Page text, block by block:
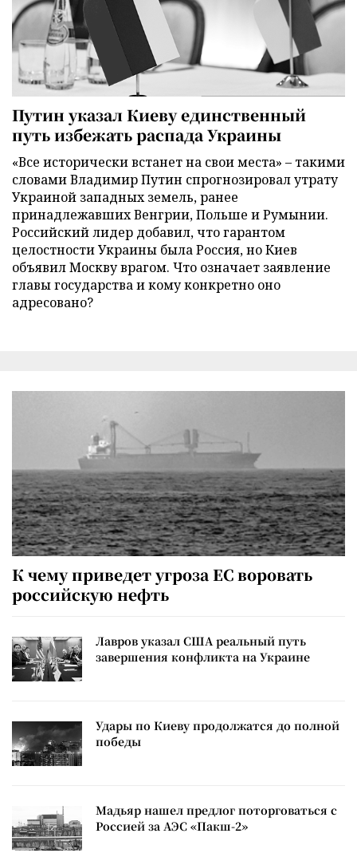
Путин указал Киеву единственный
путь избежать распада Украины
«Все исторически встанет на свои места» – такими
словами Владимир Путин спрогнозировал утрату
Украиной западных земель, ранее
принадлежавших Венгрии, Польше и Румынии.
Российский лидер добавил, что гарантом
целостности Украины была Россия, но Киев
объявил Москву врагом. Что означает заявление
главы государства и кому конкретно оно
адресовано?
К чему приведет угроза ЕС воровать
российскую нефть
Лавров указал США реальный путь
завершения конфликта на Украине
Удары по Киеву продолжатся до полной
победы
Мадьяр нашел предлог поторговаться с
Россией за АЭС «Пакш-2»